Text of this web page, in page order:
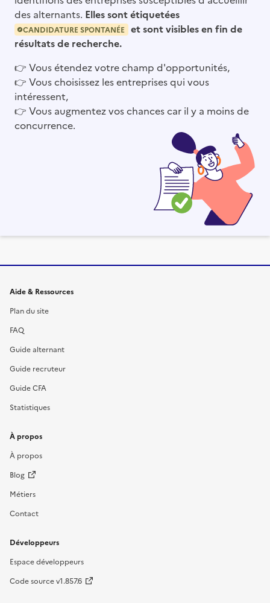
des alternants. Elles sont étiquetées
CANDIDATURE SPONTANÉE
et sont visibles en fin de
résultats de recherche.
👉 Vous étendez votre champ d'opportunités,
👉 Vous choisissez les entreprises qui vous
intéressent,
👉 Vous augmentez vos chances car il y a moins de
concurrence.
Informations et liens du site
Aide & Ressources
Plan du site
FAQ
Guide alternant
Guide recruteur
Guide CFA
Statistiques
À propos
À propos
Blog
Métiers
Contact
Développeurs
Espace développeurs
Code source v1.857.6